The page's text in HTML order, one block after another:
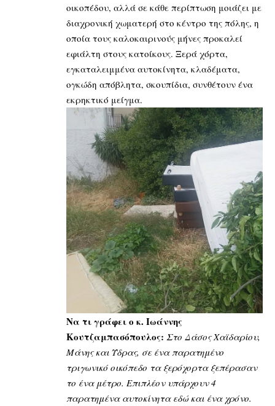
οικοπέδου, αλλά σε κάθε περίπτωση μοιάζει με
διαχρονική χωματερή στο κέντρο της πόλης, η
οποία τους καλοκαιρινούς μήνες προκαλεί
εφιάλτη στους κατοίκους. Ξερά χόρτα,
εγκαταλειμμένα αυτοκίνητα, κλαδέματα,
ογκώδη απόβλητα, σκουπίδια, συνθέτουν ένα
εκρηκτικό μείγμα.
Να τι γράφει ο κ. Ιωάννης
Κουτζαμπασόπουλος: Στο Δάσος Χαϊδαρίου,
Μάνης και Ύδρας, σε ένα παρατημένο
τριγωνικό οικόπεδο τα ξερόχορτα ξεπέρασαν
το ένα μέτρο. Επιπλέον υπάρχουν 4
παρατημένα αυτοκίνητα εδώ και ένα χρόνο.